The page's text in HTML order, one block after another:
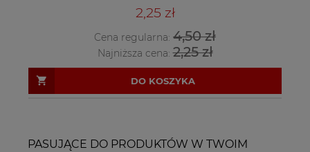
2,25 zł
Cena regularna: 4,50 zł
Najniższa cena:2,25 zł
DO KOSZYKA
PASUJĄCE DO PRODUKTÓW W TWOIM